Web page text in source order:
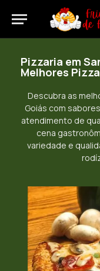
Pizzaria em
Melhores
Descubra as
Goiás com
atendimento de
cena
variedade e